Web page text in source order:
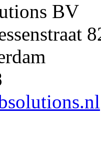
BV